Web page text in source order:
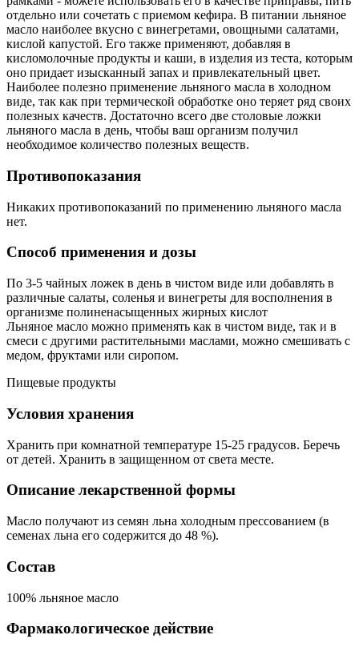
отдельно или сочетать с приемом кефира. В питании льняное
масло наиболее вкусно с винегретами, овощными салатами,
кислой капустой. Его также применяют, добавляя в
кисломолочные продукты и каши, в изделия из теста, которым
оно придает изысканный запах и привлекательный цвет.
Наиболее полезно применение льняного масла в холодном
виде, так как при термической обработке оно теряет ряд своих
полезных качеств. Достаточно всего две столовые ложки
льняного масла в день, чтобы ваш организм получил
необходимое количество полезных веществ.
Противопоказания
Никаких противопоказаний по применению льняного масла
нет.
Способ применения и дозы
По 3-5 чайных ложек в день в чистом виде или добавлять в
различные салаты, соленья и винегреты для восполнения в
организме полиненасыщенных жирных кислот
Льняное масло можно применять как в чистом виде, так и в
смеси с другими растительными маслами, можно смешивать с
медом, фруктами или сиропом.
Пищевые продукты
Условия хранения
Хранить при комнатной температуре 15-25 градусов. Беречь
от детей. Хранить в защищенном от света месте.
Описание лекарственной формы
Масло получают из семян льна холодным прессованием (в
семенах льна его содержится до 48 %).
Состав
100% льняное масло
Фармакологическое действие